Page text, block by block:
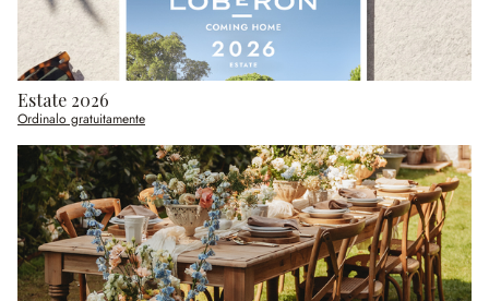
Estate 2026
Ordinalo gratuitamente